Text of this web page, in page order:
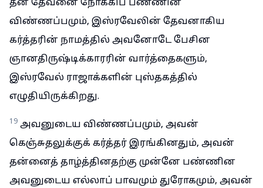
தன் தேவனை நோக்கிப் பண்ணின
விண்ணப்பமும், இஸ்ரவேலின் தேவனாகிய
கர்த்தரின் நாமத்தில் அவனோடே பேசின
ஞானதிருஷ்டிக்காரரின் வார்த்தைகளும்,
இஸ்ரவேல் ராஜாக்களின் புஸ்தகத்தில்
எழுதியிருக்கிறது.
19 அவனுடைய விண்ணப்பமும், அவன்
கெஞ்சுதலுக்குக் கர்த்தர் இரங்கினதும், அவன்
தன்னைத் தாழ்த்தினதற்கு முன்னே பண்ணின
அவனுடைய எல்லாப் பாவமும் துரோகமும், அவன்